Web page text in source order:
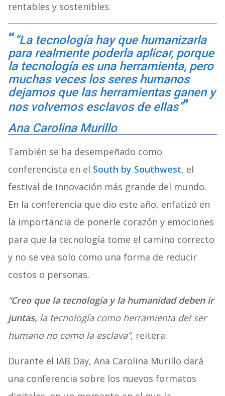
rentables y sostenibles.
“La tecnología hay que humanizarla
para realmente poderla aplicar, porque
la tecnología es una herramienta, pero
muchas veces los seres humanos
dejamos que las herramientas ganen y
nos volvemos esclavos de ellas”
Ana Carolina Murillo
También se ha desempeñado como
conferencista en el South by Southwest, el
festival de innovación más grande del mundo.
En la conferencia que dio este año, enfatizó en
la importancia de ponerle corazón y emociones
para que la tecnología tome el camino correcto
y no se vea solo como una forma de reducir
costos o personas.
“Creo que la tecnología y la humanidad deben ir
juntas, la tecnología como herramienta del ser
humano no como la esclava”, reitera.
Durante el IAB Day, Ana Carolina Murillo dará
una conferencia sobre los nuevos formatos